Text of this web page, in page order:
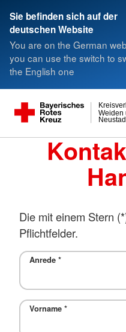
Sie befinden sich auf der
deutschen Website
You are on the German
you can use the switch to
the English one
Weiden
Die mit einem Stern
Pflichtfelder.
Anrede *
Vorname *